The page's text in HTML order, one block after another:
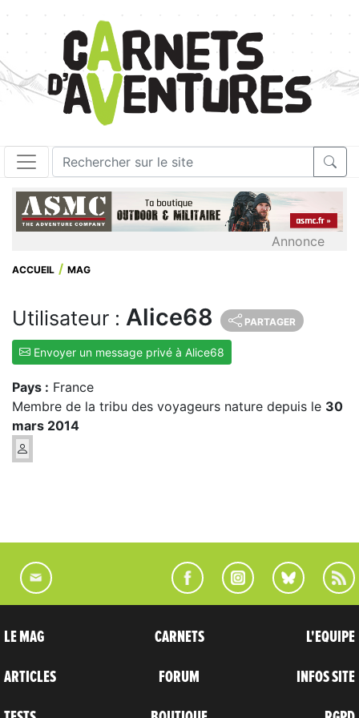
Annonce
ACCUEIL MAG
Utilisateur : Alice68 PARTAGER
Envoyer un message privé à Alice68
Pays : France
Membre de la tribu des voyageurs nature depuis le 30
mars 2014
LE MAG
ARTICLES
CARNETS
FORUM
L'EQUIPE
INFOS SITE